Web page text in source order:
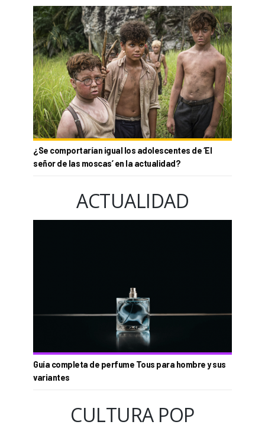
¿Se comportarían igual los adolescentes de ‘El
señor de las moscas’ en la actualidad?
ACTUALIDAD
Guía completa de perfume Tous para hombre y sus
variantes
CULTURA POP